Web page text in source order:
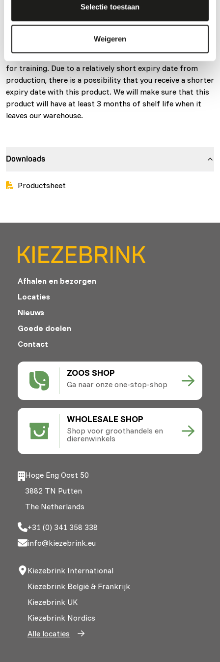
Selectie toestaan
Weigeren
complete crocodile food designed for small crocodilians
under managed care. This floating pellet crocodile food is
to come to the surface for feeding. These small crocodile
pellets may also be tossed directly into the animal’s mouth
for training. Due to a relatively short expiry date from
production, there is a possibility that you receive a shorter
expiry date with this product. We will make sure that this
product will have at least 3 months of shelf life when it
leaves our warehouse.
Downloads
Productsheet
ZOOS SHOP
Ga naar onze one-stop-shop
WHOLESALE SHOP
Shop voor groothandels en
dierenwinkels
Afhalen en bezorgen
Locaties
Nieuws
Goede doelen
Contact
Hoge Eng Oost 50
3882 TN Putten
The Netherlands
+31 (0) 341 358 338
info@kiezebrink.eu
Kiezebrink International
Kiezebrink België & Frankrijk
Kiezebrink UK
Kiezebrink Nordics
Alle locaties